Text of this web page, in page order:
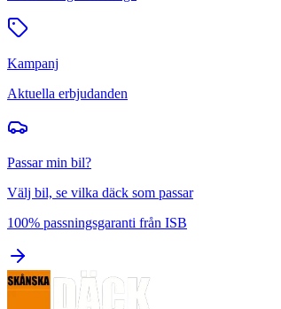
Kampanj
Aktuella erbjudanden
Passar min bil?
Välj bil, se vilka däck som passar
100% passningsgaranti från ISB